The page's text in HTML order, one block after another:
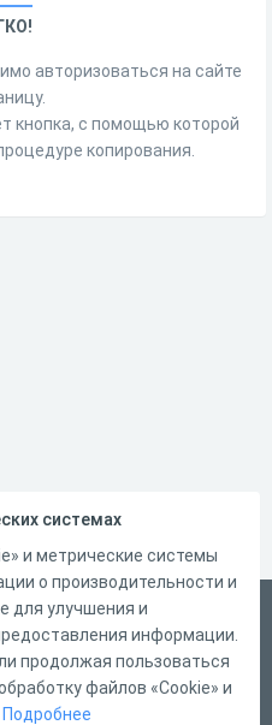
авторизоваться на сайте
кнопка, с помощью которой
копирования.
системах
и метрические системы
о производительности и
для улучшения и
информации.
продолжая пользоваться
файлов «Cookie» и
Подробнее